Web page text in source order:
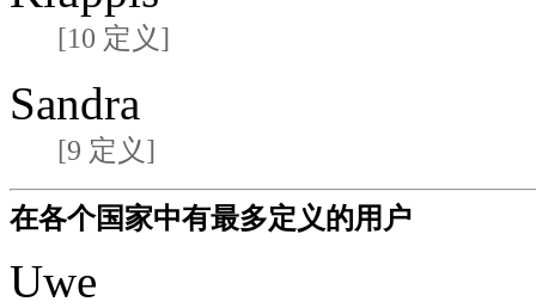
[10 定义]
Sandra
[9 定义]
在各个国家中有最多定义的用户
Uwe